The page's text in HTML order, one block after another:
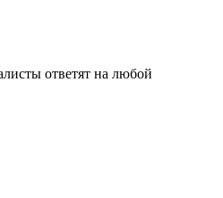
ответят на любой